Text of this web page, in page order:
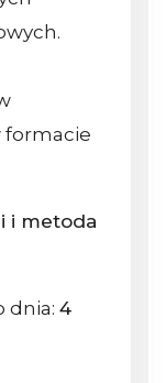
formacie
i metoda
dnia: 4